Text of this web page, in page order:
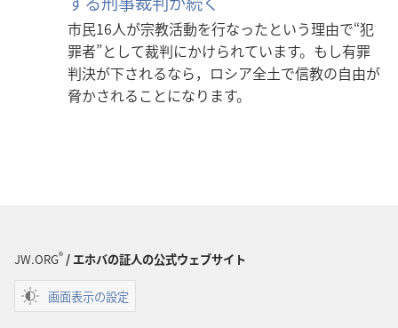
市民16人が宗教活動を行なったという理由で“犯
罪者”として裁判にかけられています。もし有罪
判決が下されるなら，ロシア全土で信教の自由が
脅かされることになります。
JW.ORG®/ エホバの証人の公式ウェブサイト
画面表示の設定